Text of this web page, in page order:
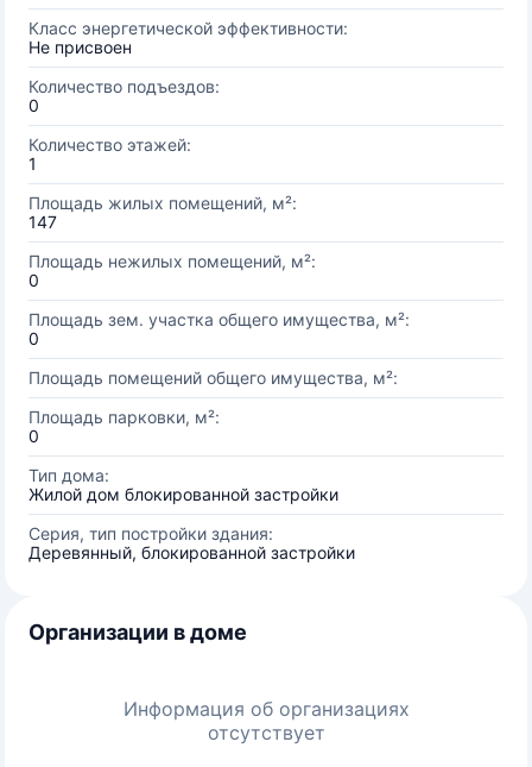
Класс энергетической эффективности:
Не присвоен
Количество подъездов:
0
Количество этажей:
1
Площадь жилых помещений, м²:
147
Площадь нежилых помещений, м²:
0
Площадь зем. участка общего имущества, м²:
0
Площадь помещений общего имущества, м²:
Площадь парковки, м²:
0
Тип дома:
Жилой дом блокированной застройки
Серия, тип постройки здания:
Деревянный, блокированной застройки
Организации в доме
Информация об организациях
отсутствует